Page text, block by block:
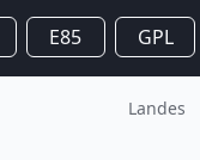
E85 GPL
Landes